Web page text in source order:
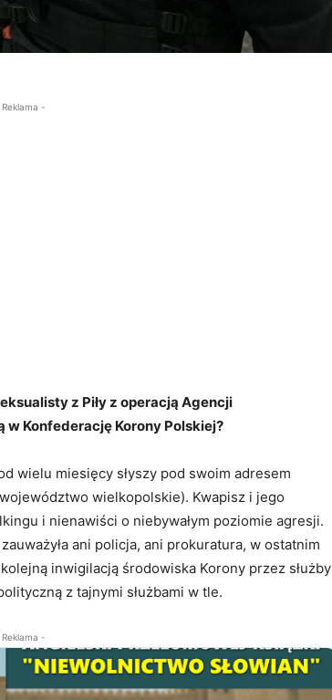
-
z Piły z operacją Agencji
Konfederację Korony Polskiej?
wielu miesięcy słyszy pod swoim adresem
wielkopolskie). Kwapisz i jego
i nienawiści o niebywałym poziomie agresji.
ani policja, ani prokuratura, w ostatnim
inwigilacją środowiska Korony przez służby
z tajnymi służbami w tle.
-